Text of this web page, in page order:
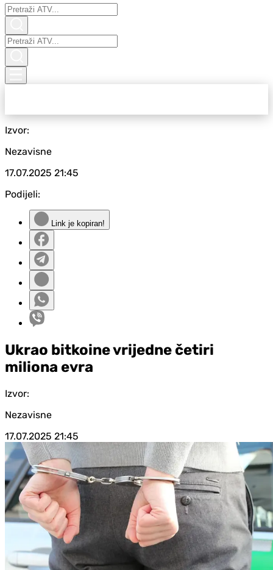
Izvor:
Nezavisne
17.07.2025 21:45
Podijeli:
Link je kopiran!
Ukrao bitkoine vrijedne četiri
miliona evra
Izvor:
Nezavisne
17.07.2025 21:45